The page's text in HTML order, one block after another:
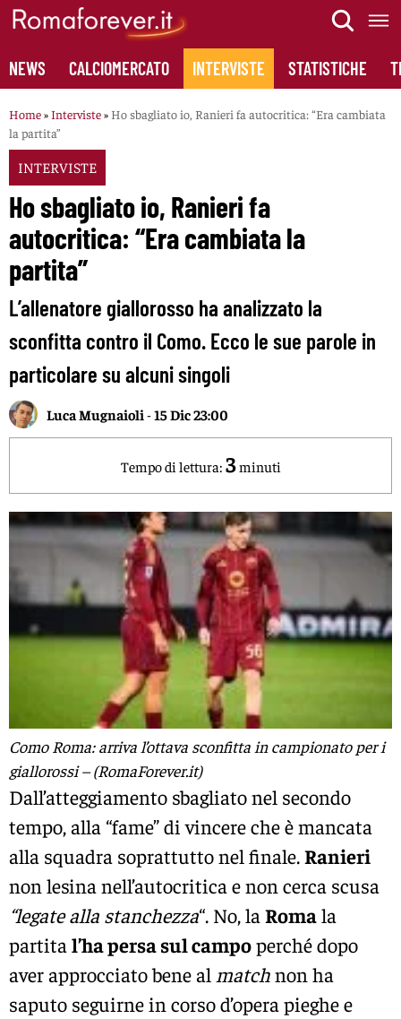
Skip
content
NEWS CALCIOMERCATO INTERVISTE STATISTICHE
Home»Interviste» Ho sbagliato io, Ranieri fa autocritica: “Era cambiata
la partita”
INTERVISTE
Ho sbagliato io, Ranieri fa
autocritica: “Era cambiata la
partita”
L’allenatore giallorosso ha analizzato la
sconfitta contro il Como. Ecco le sue parole in
particolare su alcuni singoli
Luca Mugnaioli -15 Dic 23:00
Tempo di lettura: 3minuti
Como Roma: arriva l’ottava sconfitta in campionato per i
giallorossi – (RomaForever.it)
Dall’atteggiamento sbagliato nel secondo
tempo, alla “fame” di vincere che è mancata
alla squadra soprattutto nel finale.Ranieri
non lesina nell’autocritica e non cerca scusa
“legate alla stanchezza“. No, la Romala
partita l’ha persa sul campoperché dopo
aver approcciato bene al matchnon ha
saputo seguirne in corso d’opera pieghe e